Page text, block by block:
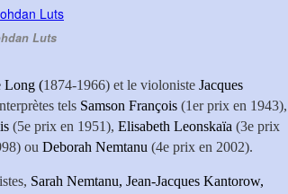
Luts
Long (1874-1966) et le violoniste Jacques
tels Samson François (1er prix en 1943),
(5e prix en 1951), Elisabeth Leonskaïa (3e prix
ou Deborah Nemtanu (4e prix en 2002).
Sarah Nemtanu, Jean-Jacques Kantorow,